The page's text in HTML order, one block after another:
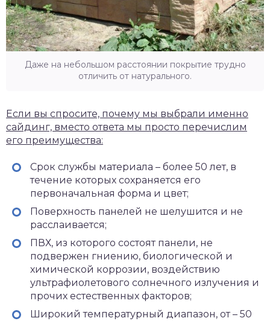
Даже на небольшом расстоянии покрытие трудно
отличить от натурального.
Если вы спросите, почему мы выбрали именно
сайдинг, вместо ответа мы просто перечислим
его преимущества:
Срок службы материала – более 50 лет, в
течение которых сохраняется его
первоначальная форма и цвет;
Поверхность панелей не шелушится и не
расслаивается;
ПВХ, из которого состоят панели, не
подвержен гниению, биологической и
химической коррозии, воздействию
ультрафиолетового солнечного излучения и
прочих естественных факторов;
Широкий температурный диапазон, от – 50